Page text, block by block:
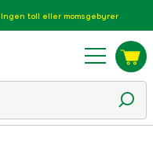
Ingen toll eller momsgebyrer